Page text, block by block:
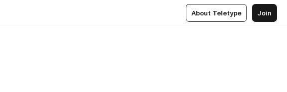
About Teletype Join